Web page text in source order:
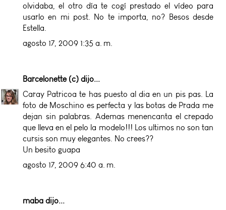
olvidaba, el otro día te cogí prestado el vídeo para
usarlo en mi post. No te importa, no? Besos desde
Estella.
agosto 17, 2009 1:35 a. m.
Barcelonette (c) dijo...
Caray Patricoa te has puesto al dia en un pis pas. La
foto de Moschino es perfecta y las botas de Prada me
dejan sin palabras. Ademas menencanta el crepado
que lleva en el pelo la modelo!!! Los ultimos no son tan
cursis son muy elegantes. No crees??
Un besito guapa
agosto 17, 2009 6:40 a. m.
maba dijo...